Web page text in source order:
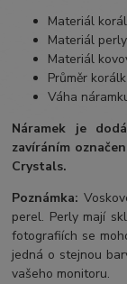
Materiál
Materiál
Materiál
Průměr
Váha
Náramek je
zavíráním
Crystals.
Poznámka:
perel. Perly mají
fotografiích se
jedná o stejnou
vašeho monitoru.